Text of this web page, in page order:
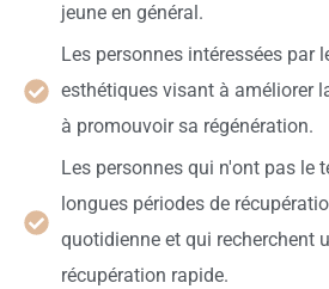
jeune en général.
Les personnes intéressées par
esthétiques visant à améliorer
à promouvoir sa régénération.
Les personnes qui n'ont pas le
longues périodes de
quotidienne et qui recherchent
récupération rapide.